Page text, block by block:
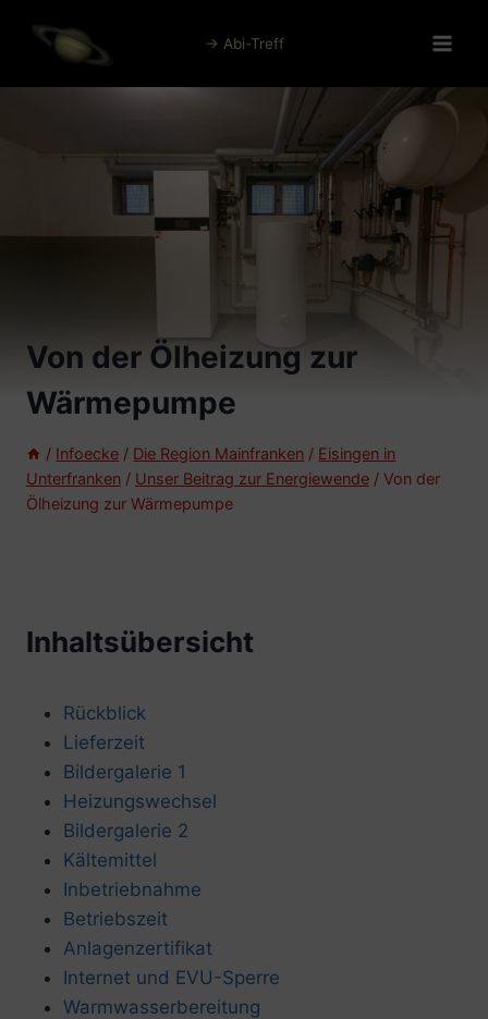
Inhalt
→ Abi-Treff
Von der Ölheizung zur
Wärmepumpe
/ Infoecke / Die Region Mainfranken / Eisingen in
Unterfranken / Unser Beitrag zur Energiewende / Von der
Ölheizung zur Wärmepumpe
Inhaltsübersicht
Rückblick
Lieferzeit
Bildergalerie 1
Heizungswechsel
Bildergalerie 2
Kältemittel
Inbetriebnahme
Betriebszeit
Anlagenzertifikat
Internet und EVU-Sperre
Warmwasserbereitung